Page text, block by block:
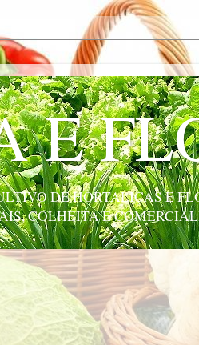
E
DE HORTALIÇAS E
COLHEITA E